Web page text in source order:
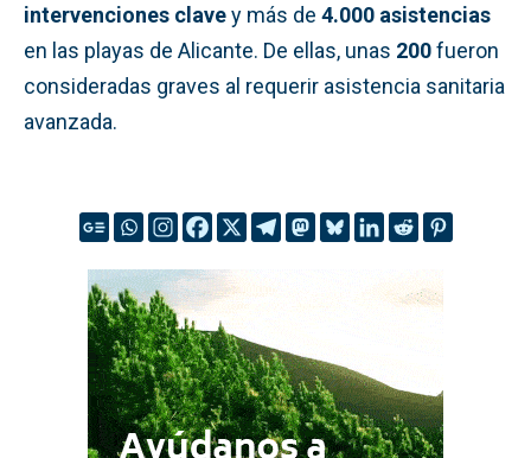
intervenciones clavey más de 4.000 asistencias
en las playas de Alicante. De ellas, unas 200fueron
consideradas graves al requerir asistencia sanitaria
avanzada.